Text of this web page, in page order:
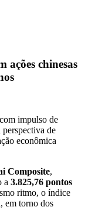
ações chinesas
impulso de
de
econômica
Composite,
a 3.825,76 pontos
ritmo, o índice
em torno dos